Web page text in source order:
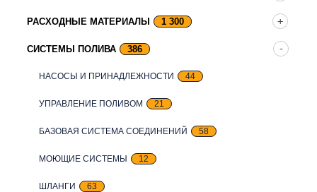
РАСХОДНЫЕ МАТЕРИАЛЫ 1 300
СИСТЕМЫ ПОЛИВА 386
НАСОСЫ И ПРИНАДЛЕЖНОСТИ 44
УПРАВЛЕНИЕ ПОЛИВОМ 21
БАЗОВАЯ СИСТЕМА СОЕДИНЕНИЙ 58
МОЮЩИЕ СИСТЕМЫ 12
ШЛАНГИ 63